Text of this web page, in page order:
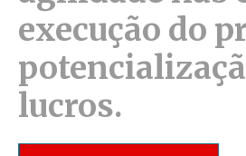
execução do
lucros.